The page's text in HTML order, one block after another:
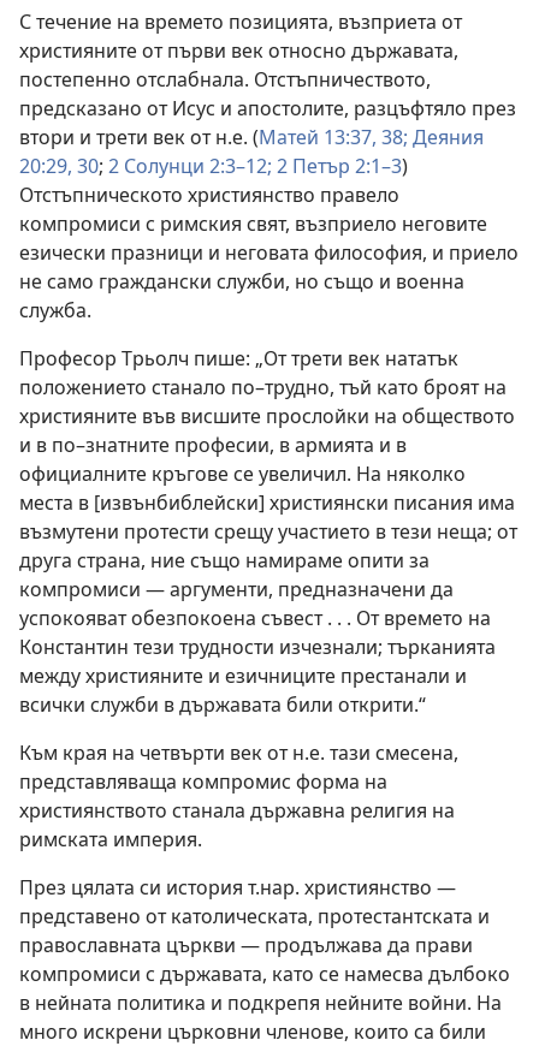
С течение на времето позицията, възприета от
християните от първи век относно държавата,
постепенно отслабнала. Отстъпничеството,
предсказано от Исус и апостолите, разцъфтяло през
втори и трети век от н.е. (Матей 13:37, 38; Деяния
20:29, 30; 2 Солунци 2:3–12; 2 Петър 2:1–3)
Отстъпническото християнство правело
компромиси с римския свят, възприело неговите
езически празници и неговата философия, и приело
не само граждански служби, но също и военна
служба.
Професор Трьолч пише: „От трети век нататък
положението станало по–трудно, тъй като броят на
християните във висшите прослойки на обществото
и в по–знатните професии, в армията и в
официалните кръгове се увеличил. На няколко
места в [извънбиблейски] християнски писания има
възмутени протести срещу участието в тези неща; от
друга страна, ние също намираме опити за
компромиси — аргументи, предназначени да
успокояват обезпокоена съвест . . . От времето на
Константин тези трудности изчезнали; търканията
между християните и езичниците престанали и
всички служби в държавата били открити.“
Към края на четвърти век от н.е. тази смесена,
представляваща компромис форма на
християнството станала държавна религия на
римската империя.
През цялата си история т.нар. християнство —
представено от католическата, протестантската и
православната църкви — продължава да прави
компромиси с държавата, като се намесва дълбоко
в нейната политика и подкрепя нейните войни. На
много искрени църковни членове, които са били